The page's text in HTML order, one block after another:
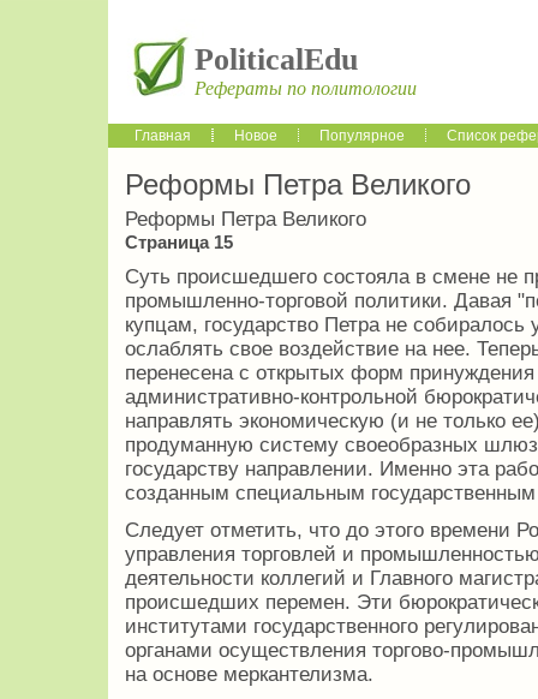
PoliticalEdu
Рефераты по политологии
Главная Новое Популярное Список
Реформы Петра Великого
Реформы Петра Великого
Страница 15
Суть происшедшего состояла в смене не
промышленно-торговой политики. Давая
купцам, государство Петра не
ослаблять свое воздействие на нее.
перенесена с открытых форм
административно-контрольной
направлять экономическую (и не только
продуманную систему своеобразных
государству направлении. Именно эта
созданным специальным
Следует отметить, что до этого времени
управления торговлей и
деятельности коллегий и Главного
происшедших перемен. Эти
институтами государственного
органами осуществления торгово-
на основе меркантелизма.